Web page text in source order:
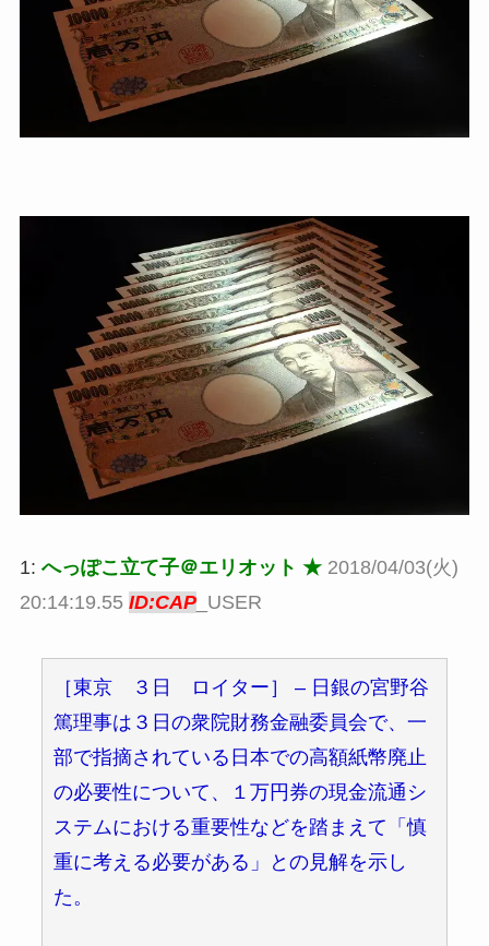
1: へっぽこ立て子＠エリオット ★ 2018/04/03(火)
20:14:19.55 ID:CAP_USER
［東京 ３日 ロイター］ – 日銀の宮野谷
篤理事は３日の衆院財務金融委員会で、一
部で指摘されている日本での高額紙幣廃止
の必要性について、１万円券の現金流通シ
ステムにおける重要性などを踏まえて「慎
重に考える必要がある」との見解を示し
た。